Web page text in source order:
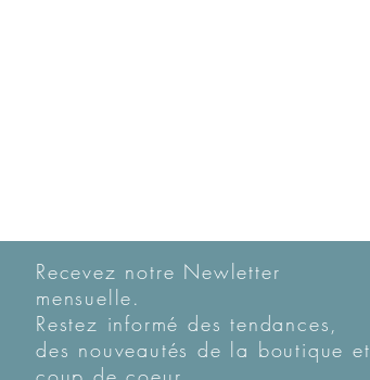
Recevez notre Newletter
mensuelle.
Restez informé des tendances,
des nouveautés de la boutique et